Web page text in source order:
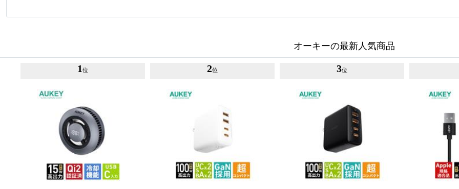
オーキーの最新人気商品
1 位 2位 3位